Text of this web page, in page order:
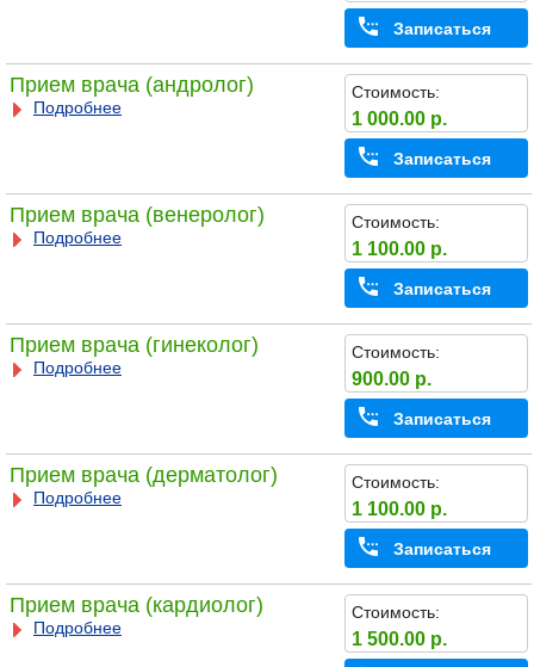
Записаться
Прием врача (андролог)
Подробнее
Стоимость:
1 000.00 р.
Записаться
Прием врача (венеролог)
Подробнее
Стоимость:
1 100.00 р.
Записаться
Прием врача (гинеколог)
Подробнее
Стоимость:
900.00 р.
Записаться
Прием врача (дерматолог)
Подробнее
Стоимость:
1 100.00 р.
Записаться
Прием врача (кардиолог)
Подробнее
Стоимость:
1 500.00 р.